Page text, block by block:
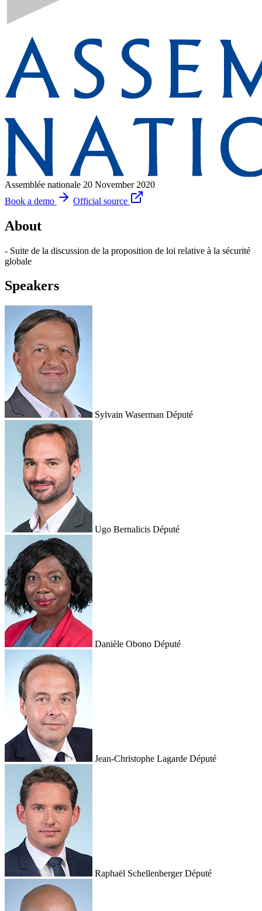
Assemblée nationale 20 November 2020
Book a demo
Official source
About
- Suite de la discussion de la proposition de loi relative à la sécurité
globale
Speakers
Sylvain Waserman Député
Ugo Bernalicis Député
Danièle Obono Député
Jean-Christophe Lagarde Député
Raphaël Schellenberger Député